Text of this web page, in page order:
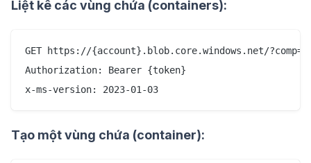
Liệt kê các vùng chứa (containers):
GET https://{account}.blob.core.windows.net/
Authorization: Bearer {token}
Tạo một vùng chứa (container):